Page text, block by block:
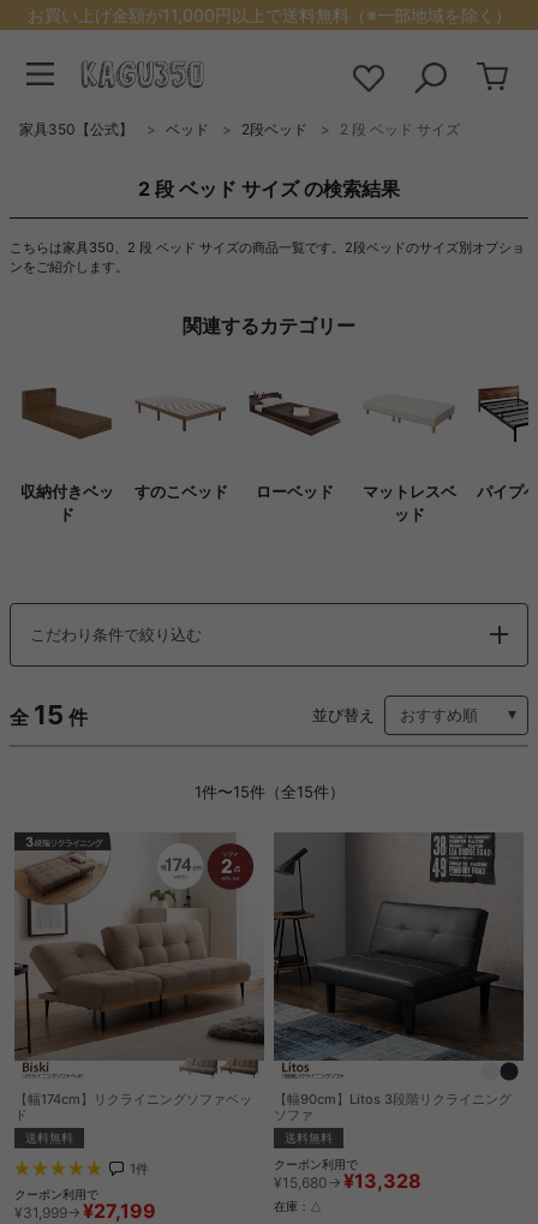
お買い上げ金額が11,000円以上で送料無料（※一部地域を除く）
家具350【公式】 ベッド 2段ベッド 2 段 ベッド サイズ
2 段 ベッド サイズ の検索結果
こちらは家具350、2 段 ベッド サイズの商品一覧です。2段ベッドのサイズ別オプショ
ンをご紹介します。
関連するカテゴリー
収納付きベッ
ド
すのこベッド ローベッド
マットレスベ
ッド
パイプ
こだわり条件で絞り込む
全 15 件 並び替え
1件〜15件（全15件）
【幅174cm】リクライニングソファベッ
ド
送料無料
1件
クーポン利用で
¥31,999→ ¥27,199
【幅90cm】Litos 3段階リクライニング
ソファ
送料無料
クーポン利用で
¥15,680→ ¥13,328
在庫：△